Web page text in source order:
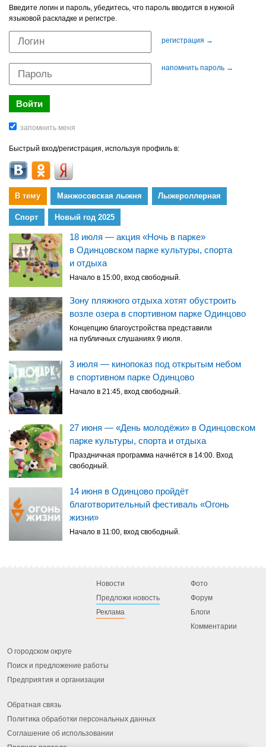
Введите логин и пароль, убедитесь, что пароль вводится в нужной
языковой раскладке и регистре.
регистрация →
напомнить пароль →
Быстрый вход/регистрация, используя профиль в:
В тему Манжосовская лыжня Лыжероллерная
Спорт Новый год 2025
18 июля — акция «Ночь в парке»
в Одинцовском парке культуры, спорта
и отдыха
Начало в 15:00, вход свободный.
Зону пляжного отдыха хотят обустроить
возле озера в спортивном парке Одинцово
Концепцию благоустройства представили
на публичных слушаниях 9 июля.
3 июля — кинопоказ под открытым небом
в спортивном парке Одинцово
Начало в 21:45, вход свободный.
27 июня — «День молодёжи» в Одинцовском
парке культуры, спорта и отдыха
Праздничная программа начнётся в 14:00. Вход
свободный.
14 июня в Одинцово пройдёт
благотворительный фестиваль «Огонь
жизни»
Начало в 11:00, вход свободный.
Новости
Предложи новость
Реклама
Фото
Форум
Блоги
Комментарии
О городском округе
Поиск и предложение работы
Предприятия и организации
Обратная связь
Политика обработки персональных данных
Соглашение об использовании